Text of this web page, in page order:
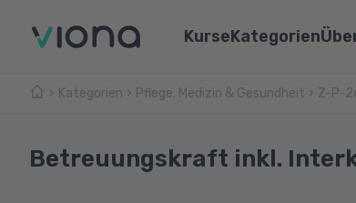
Kurse
Umschulungen
Kategorien
Pflege &
Kategorien Pflege, Medizin & Gesundheit Z-P-
Betreuungskraft inkl.